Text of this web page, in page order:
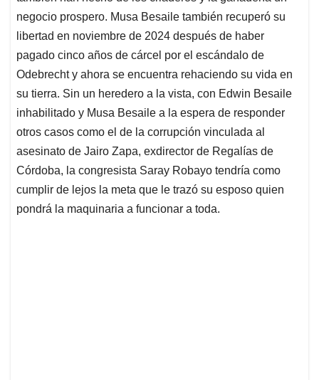
negocio prospero. Musa Besaile también recuperó su
libertad en noviembre de 2024 después de haber
pagado cinco años de cárcel por el escándalo de
Odebrecht y ahora se encuentra rehaciendo su vida en
su tierra. Sin un heredero a la vista, con Edwin Besaile
inhabilitado y Musa Besaile a la espera de responder
otros casos como el de la corrupción vinculada al
asesinato de Jairo Zapa, exdirector de Regalías de
Córdoba, la congresista Saray Robayo tendría como
cumplir de lejos la meta que le trazó su esposo quien
pondrá la maquinaria a funcionar a toda.